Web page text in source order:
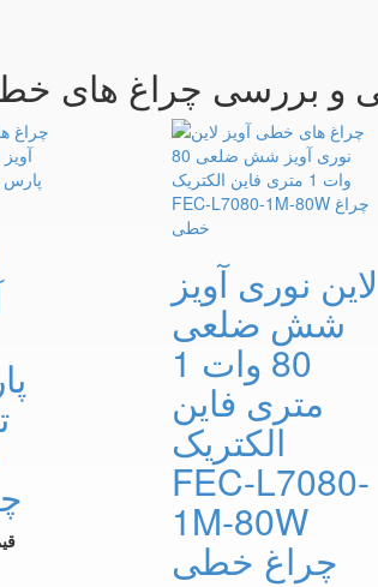
و بررسی چراغ های
لاین نوری آویز
شش ضلعی
80 وات 1
متری فاین
الکتریک
FEC-L7080-
1M-80W
چراغ خطی